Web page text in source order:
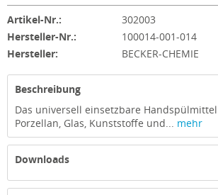
Artikel-Nr.:
302003
Hersteller-Nr.:
100014-001-014
Hersteller:
BECKER-CHEMIE
Beschreibung
Das universell einsetzbare
Porzellan, Glas, Kunststoffe und... mehr
Downloads